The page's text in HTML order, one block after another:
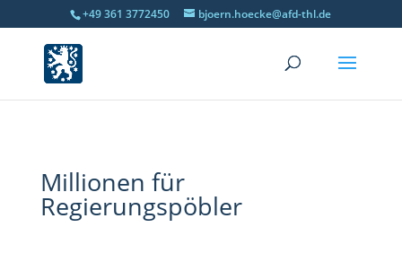
+49 361 3772450 bjoern.hoecke@afd-thl.de
Millionen für
Regierungspöbler